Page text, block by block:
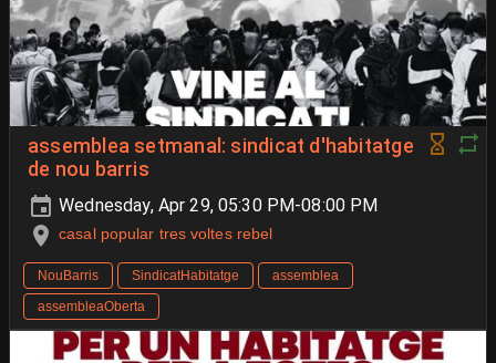
assemblea setmanal: sindicat d'habitatge
de nou barris
Wednesday, Apr 29, 05:30 PM-08:00 PM
casal popular tres voltes rebel
NouBarris SindicatHabitatge
assemblea
assembleaOberta